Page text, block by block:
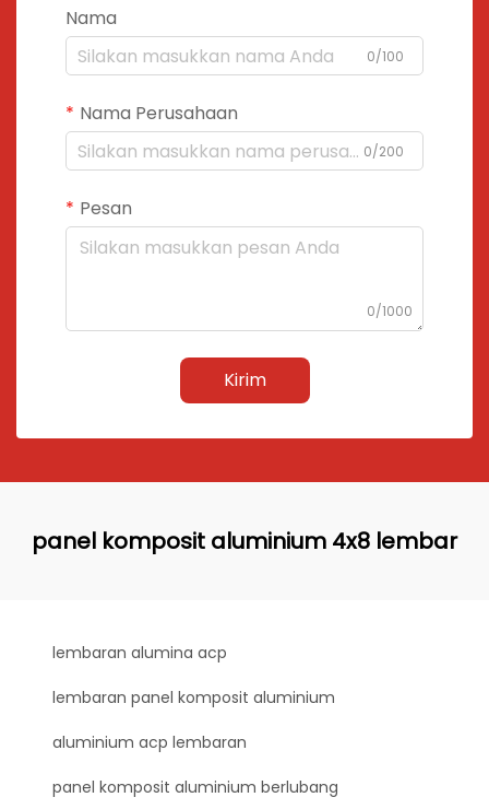
Nama
0/100
Nama Perusahaan
0/200
Pesan
0/1000
Kirim
panel komposit aluminium 4x8 lembar
lembaran alumina acp
lembaran panel komposit aluminium
aluminium acp lembaran
panel komposit aluminium berlubang